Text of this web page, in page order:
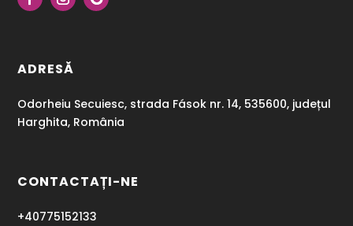
ADRESĂ
Odorheiu Secuiesc, strada Fások nr. 14, 535600, județul
Harghita, România
CONTACTAȚI-NE
+40775152133